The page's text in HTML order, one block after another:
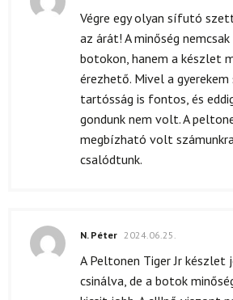
Végre egy olyan sífutó
az árát! A minőség nemcsak
botokon, hanem a készlet
érezhető. Mivel a
tartósság is fontos, és
gondunk nem volt. A
megbízható volt
csalódtunk.
N. Péter 2024.06.25.
A Peltonen Tiger Jr készlet
csinálva, de a botok